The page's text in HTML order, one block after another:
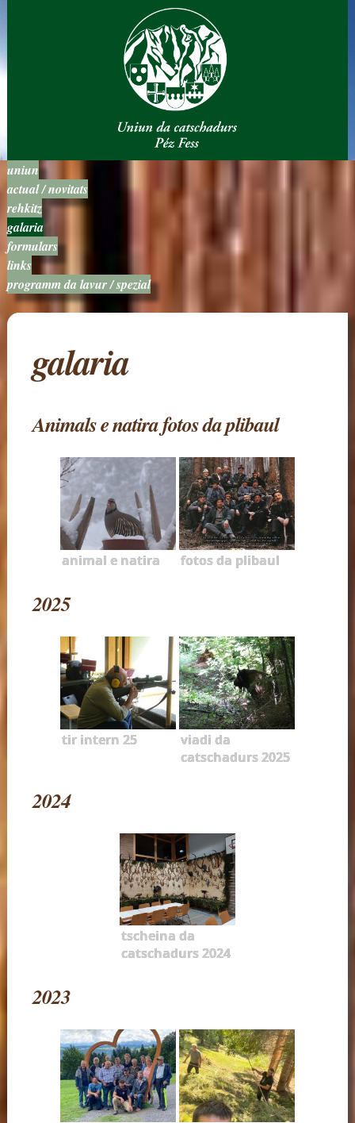
uniun
actual / novitats
rehkitz
galaria
formulars
links
programm da lavur / spezial
galaria
Animals e natira fotos da plibaul
animal e natira fotos da plibaul
2025
tir intern 25
viadi da
catschadurs 2025
2024
tscheina da
catschadurs 2024
2023